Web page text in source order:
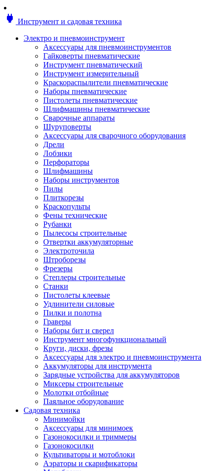
Аксессуары для садовых инструментов
Инструмент ручной
Лопаты
Садово-посадочные инструменты
Садовые ножницы
Садовые пилы и ножи
Секаторы и сучкорезы
Топоры
Баллоны газовые
Мангалы и коптильни
Мебель для сада
Ножницы по металлу
Тележки садовые
Автомобильная техника
Автозвук
Автомагнитолы
Колонки
Усилители
Модуляторы fm
Аксессуары
Электроника
Видеорегистраторы
Радар-детекторы
Парковочные радары
Навигаторы и аксессуары
Навигаторы
Камеры заднего вида
Автомобильные антенны
Сигнализации автомобильные
Телевизоры и мониторы автомобильные
Аксессуары
Автолампы
Автомобильные провода, кабели,
Автомобильный инструмент
Автохимия
Аккумуляторы, зарядные устройства,
Домкраты
Компрессоры и манометры
Разветвители и адаптеры прикуривателя
Термохолодильники
Шумоизоляция
Щетки стеклоочистителей
Прочие аксессуары для автомобилей
Велосипеды и самокаты
power Инструмент и садовая техника
Электро и пневмоинструмент
Аксессуары для пневмоинструментов
Гайковерты пневматические
Инструмент пневматический
Инструмент измерительный
Краскораспылители пневматические
Наборы пневматические
Пистолеты пневматические
Шлифмашины пневматические
Сварочные аппараты
Шуруповерты
Аксессуары для сварочного оборудования
Дрели
Лобзики
Перфораторы
Шлифмашины
Наборы инструментов
Пилы
Плиткорезы
Краскопульты
Фены технические
Рубанки
Пылесосы строительные
Отвертки аккумуляторные
Электроточила
Штроборезы
Фрезеры
Степлеры строительные
Станки
Пистолеты клеевые
Удлинители силовые
Пилки и полотна
Граверы
Наборы бит и сверел
Инструмент многофункциональный
Круги, диски, фрезы
Аксессуары для электро и пневмоинструмента
Аккумуляторы для инструмента
Зарядные устройства для аккумуляторов
Миксеры строительные
Молотки отбойные
Паяльное оборудование
Садовая техника
Минимойки
Аксессуары для минимоек
Газонокосилки и триммеры
Газонокосилки
Культиваторы и мотоблоки
Аэраторы и скарификаторы